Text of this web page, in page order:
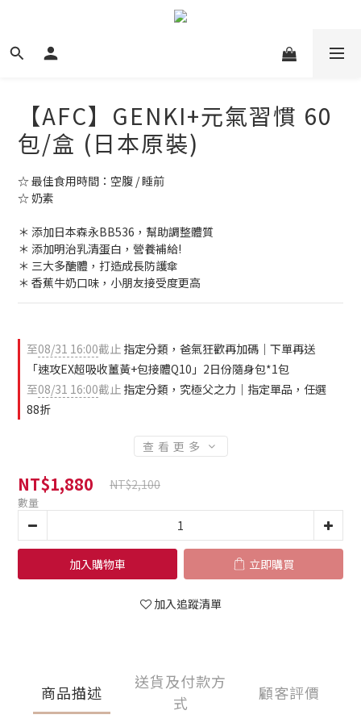
【AFC】GENKI+元氣習慣 60
包/盒 (日本原裝)
☆ 最佳食用時間：空腹 / 睡前
☆ 奶素
＊ 添加日本森永BB536，幫助調整體質
＊ 添加明治乳清蛋白，營養補給!
＊ 三大多醣體，打造成長防護傘
＊ 香蕉牛奶口味，小朋友接受度更高
至08/31 16:00截止 指定分類，爸氣狂歡再加碼｜下單再送
「速攻EX超吸收薑黃+包接體Q10」2日份隨身包*1包
至08/31 16:00截止 指定分類，究極父之力｜指定單品，任選
88折
查看更多
NT$1,880 NT$2,100
數量
加入購物車 立即購買
加入追蹤清單
商品描述
送貨及付款方
式
顧客評價